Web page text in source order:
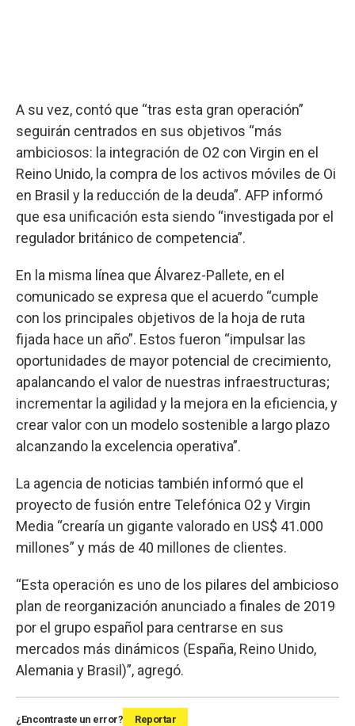
A su vez, contó que “tras esta gran operación”
seguirán centrados en sus objetivos “más
ambiciosos: la integración de O2 con Virgin en el
Reino Unido, la compra de los activos móviles de Oi
en Brasil y la reducción de la deuda”. AFP informó
que esa unificación esta siendo “investigada por el
regulador británico de competencia”.
En la misma línea que Álvarez-Pallete, en el
comunicado se expresa que el acuerdo “cumple
con los principales objetivos de la hoja de ruta
fijada hace un año”. Estos fueron “impulsar las
oportunidades de mayor potencial de crecimiento,
apalancando el valor de nuestras infraestructuras;
incrementar la agilidad y la mejora en la eficiencia, y
crear valor con un modelo sostenible a largo plazo
alcanzando la excelencia operativa”.
La agencia de noticias también informó que el
proyecto de fusión entre Telefónica O2 y Virgin
Media “crearía un gigante valorado en US$ 41.000
millones” y más de 40 millones de clientes.
“Esta operación es uno de los pilares del ambicioso
plan de reorganización anunciado a finales de 2019
por el grupo español para centrarse en sus
mercados más dinámicos (España, Reino Unido,
Alemania y Brasil)”, agregó.
¿Encontraste un error? Reportar